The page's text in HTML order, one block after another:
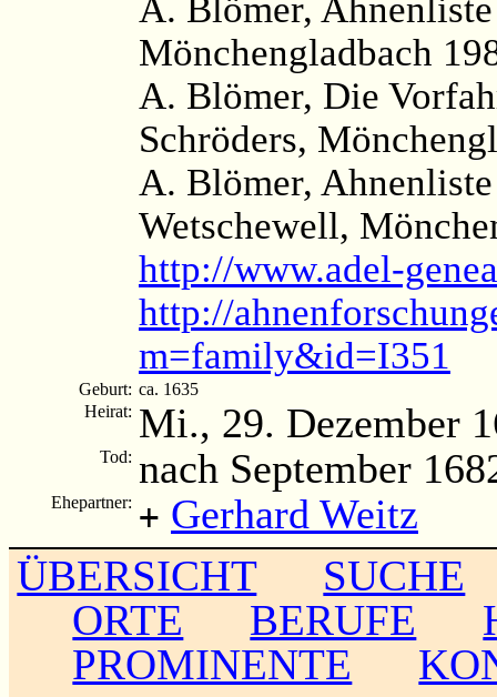
A. Blömer,
Mönchengladbach
A. Blömer, Die
Schröders,
A. Blömer,
Wetschewell,
http://www.adel-
http://
m=family&id=I351
Geburt: ca. 1635
Heirat: Mi., 29. Dezember
Tod: nach September
Ehepartner: + Gerhard Weitz
ÜBERSICHT
SUCHE
ORTE
BERUFE
PROMINENTE